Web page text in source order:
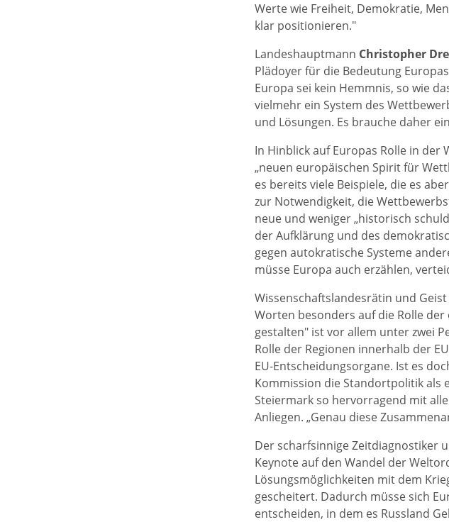
Werte wie Freiheit, Demokratie,
klar positionieren."
Landeshauptmann Christopher
Plädoyer für die Bedeutung
Europa sei kein Hemmnis, so wie
vielmehr ein System des
und Lösungen. Es brauche daher
In Hinblick auf Europas Rolle in
„neuen europäischen Spirit für
es bereits viele Beispiele, die es
zur Notwendigkeit, die
neue und weniger „historisch
der Aufklärung und des
gegen autokratische Systeme
müsse Europa auch erzählen,
Wissenschaftslandesrätin und
Worten besonders auf die Rolle der
gestalten" ist vor allem unter zwei
Rolle der Regionen innerhalb der
EU-Entscheidungsorgane. Ist es
Kommission die Standortpolitik als
Steiermark so hervorragend mit
Anliegen. „Genau diese
Der scharfsinnige Zeitdiagnostiker
Keynote auf den Wandel der
Lösungsmöglichkeiten mit dem
gescheitert. Dadurch müsse sich
entscheiden, in dem es Russland